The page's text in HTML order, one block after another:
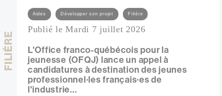
FILIÈRE
Catégories
Aides Développer son projet Filière
Publié le Mardi 7 juillet 2026
L'Office franco-québécois pour la
jeunesse (OFQJ) lance un appel à
candidatures à destination des jeunes
professionnel·les français·es de
l'industrie...